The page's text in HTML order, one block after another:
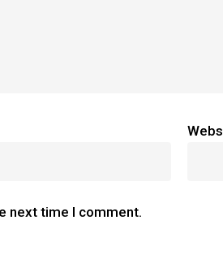
next time I comment.